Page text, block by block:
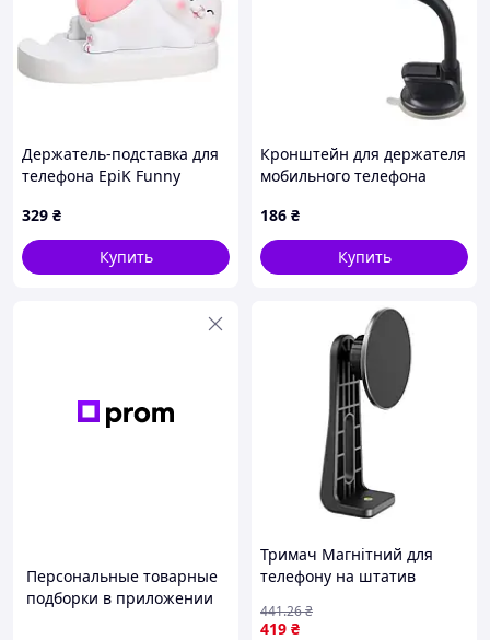
Держатель-подставка для
телефона EpiK Funny
329 ₴
Купить
Кронштейн для держателя
мобильного телефона
присоске, гибкая ножка
186 ₴
Купить
Персональные товарные
подборки в приложении
Тримач Магнітний для
телефону на штатив
419 ₴
441.26₴